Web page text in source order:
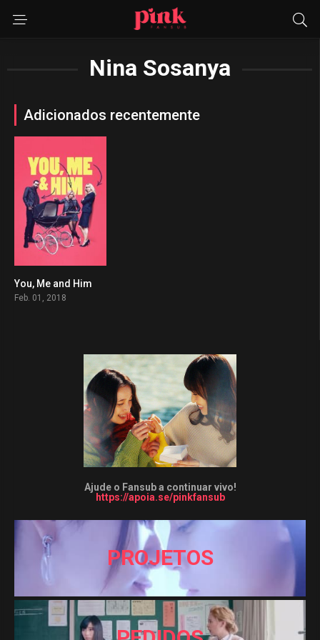
Nina Sosanya
Adicionados recentemente
You, Me and Him
Feb. 01, 2018
Ajude o Fansub a continuar vivo!
https://apoia.se/pinkfansub
PROJETOS